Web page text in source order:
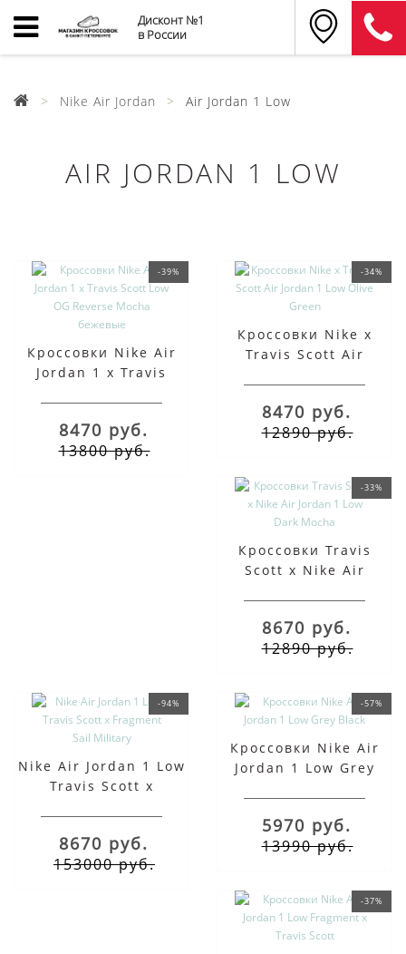
Дисконт №1
в России
Nike Air Jordan Air Jordan 1 Low
AIR JORDAN 1 LOW
-39%
Кроссовки Nike Air
Jordan 1 x Travis
8470 руб.
13800 руб.
-34%
Кроссовки Nike x
Travis Scott Air
8470 руб.
12890 руб.
-33%
Кроссовки Travis
Scott x Nike Air
8670 руб.
12890 руб.
-94%
Nike Air Jordan 1 Low
Travis Scott x
8670 руб.
153000 руб.
-57%
Кроссовки Nike Air
Jordan 1 Low Grey
5970 руб.
13990 руб.
-37%